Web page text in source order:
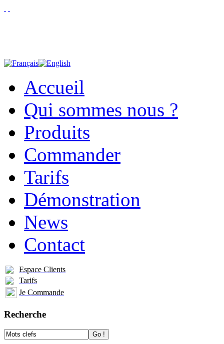
Accueil
Qui sommes nous ?
Produits
Commander
Tarifs
Démonstration
News
Contact
Espace Clients
Tarifs
Je Commande
Recherche